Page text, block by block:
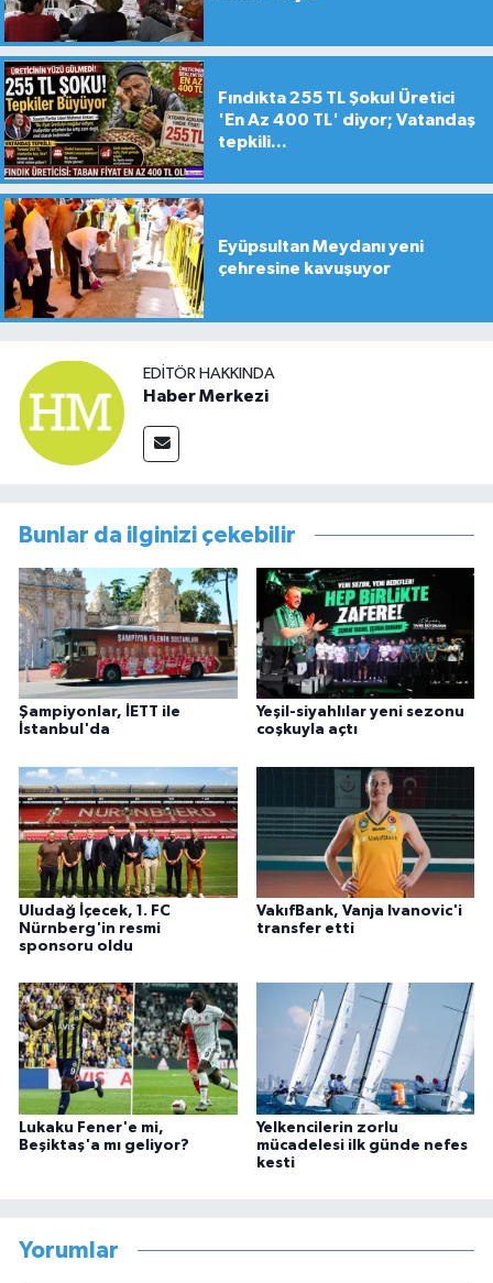
Fındıkta 255 TL Şoku! Üretici
'En Az 400 TL' diyor; Vatandaş
tepkili...
Eyüpsultan Meydanı yeni
çehresine kavuşuyor
EDITÖR HAKKINDA
Haber Merkezi
Bunlar da ilginizi çekebilir
Şampiyonlar, İETT ile
İstanbul'da
Yeşil-siyahlılar yeni sezonu
coşkuyla açtı
Uludağ İçecek, 1. FC
Nürnberg'in resmi
sponsoru oldu
VakıfBank, Vanja Ivanovic'i
transfer etti
Lukaku Fener'e mi,
Beşiktaş'a mı geliyor?
Yelkencilerin zorlu
mücadelesi ilk günde nefes
kesti
Yorumlar